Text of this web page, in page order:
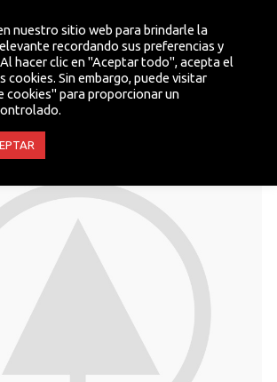
nuestro sitio web para brindarle la
recordando sus preferencias y
hacer clic en "Aceptar todo", acepta el
cookies. Sin embargo, puede visitar
cookies" para proporcionar un